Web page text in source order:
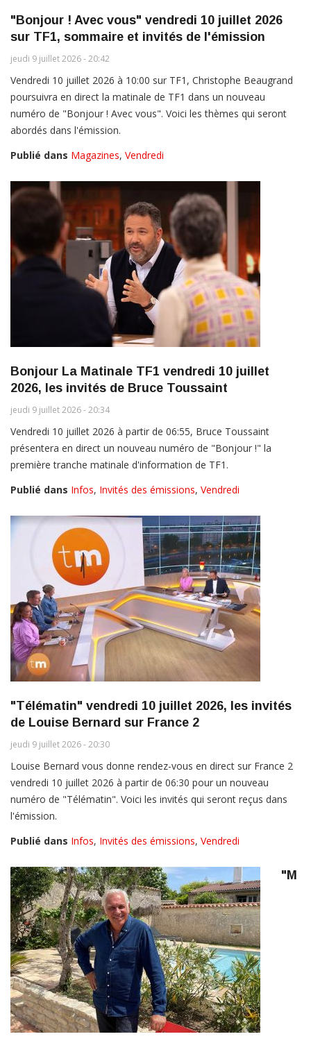
"Bonjour ! Avec vous" vendredi 10 juillet 2026
sur TF1, sommaire et invités de l'émission
jeudi 9 juillet 2026 - 20:42
Vendredi 10 juillet 2026 à 10:00 sur TF1, Christophe Beaugrand
poursuivra en direct la matinale de TF1 dans un nouveau
numéro de "Bonjour ! Avec vous". Voici les thèmes qui seront
abordés dans l'émission.
Publié dans Magazines, Vendredi
Bonjour La Matinale TF1 vendredi 10 juillet
2026, les invités de Bruce Toussaint
jeudi 9 juillet 2026 - 20:34
Vendredi 10 juillet 2026 à partir de 06:55, Bruce Toussaint
présentera en direct un nouveau numéro de "Bonjour !" la
première tranche matinale d'information de TF1.
Publié dans Infos, Invités des émissions, Vendredi
"Télématin" vendredi 10 juillet 2026, les invités
de Louise Bernard sur France 2
jeudi 9 juillet 2026 - 20:30
Louise Bernard vous donne rendez-vous en direct sur France 2
vendredi 10 juillet 2026 à partir de 06:30 pour un nouveau
numéro de "Télématin". Voici les invités qui seront reçus dans
l'émission.
Publié dans Infos, Invités des émissions, Vendredi
"M